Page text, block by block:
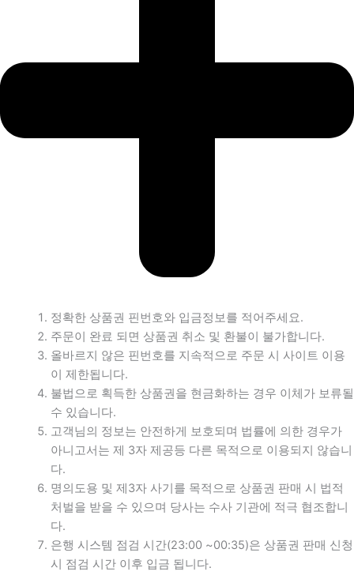
정확한 상품권 핀번호와 입금정보를 적어주세요.
주문이 완료 되면 상품권 취소 및 환불이 불가합니다.
올바르지 않은 핀번호를 지속적으로 주문 시 사이트 이용
이 제한됩니다.
불법으로 획득한 상품권을 현금화하는 경우 이체가 보류될
수 있습니다.
고객님의 정보는 안전하게 보호되며 법률에 의한 경우가
아니고서는 제 3자 제공등 다른 목적으로 이용되지 않습니
다.
명의도용 및 제3자 사기를 목적으로 상품권 판매 시 법적
처벌을 받을 수 있으며 당사는 수사 기관에 적극 협조합니
다.
은행 시스템 점검 시간(23:00 ~00:35)은 상품권 판매 신청
시 점검 시간 이후 입금 됩니다.